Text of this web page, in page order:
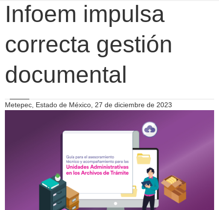
Infoem impulsa
correcta gestión
documental
Metepec, Estado de México, 27 de diciembre de 2023